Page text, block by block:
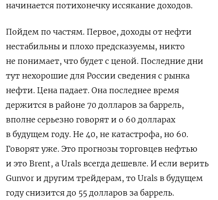
начинается потихонечку иссякание доходов.
Пойдем по частям. Первое, доходы от нефти
нестабильны и плохо предсказуемы, никто
не понимает, что будет с ценой. Последние дни
тут нехорошие для России сведения с рынка
нефти. Цена падает. Она последнее время
держится в районе 70 долларов за баррель,
вполне серьезно говорят и о 60 долларах
в будущем году. Не 40, не катастрофа, но 60.
Говорят уже. Это прогнозы торговцев нефтью
и это Brent, а Urals всегда дешевле. И если верить
Gunvor и другим трейдерам, то Urals в будущем
году снизится до 55 долларов за баррель.